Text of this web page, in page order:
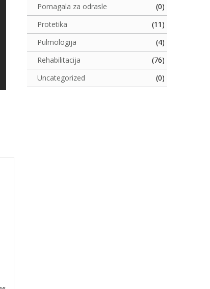
Pomagala za odrasle
(0)
Protetika
(11)
Pulmologija
(4)
Rehabilitacija
(76)
Uncategorized
(0)